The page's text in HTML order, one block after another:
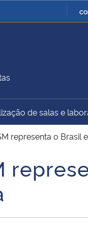
Ministério da Defesa
Ministério do
Desenvolvimento
Advocacia-Geral da
de salas e
representa o Brasil